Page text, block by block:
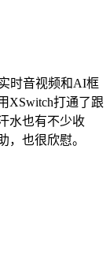
时音视频和AI框
XSwitch打通了跟
水也有不少收
，也很欣慰。